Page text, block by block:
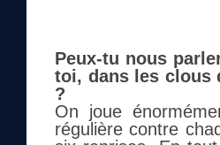
Peux-tu nous
toi, dans les clous
?
On joue
régulière contre